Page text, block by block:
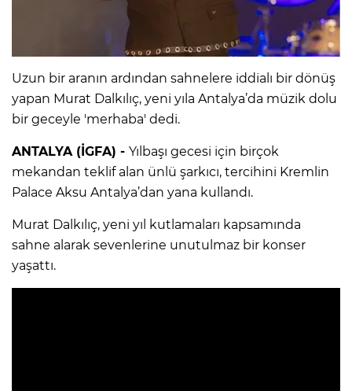
Uzun bir aranın ardından sahnelere iddialı bir dönüş
yapan Murat Dalkılıç, yeni yıla Antalya’da müzik dolu
bir geceyle 'merhaba' dedi.
ANTALYA (İGFA) - Yılbaşı gecesi için birçok
mekandan teklif alan ünlü şarkıcı, tercihini Kremlin
Palace Aksu Antalya’dan yana kullandı.
Murat Dalkılıç, yeni yıl kutlamaları kapsamında
sahne alarak sevenlerine unutulmaz bir konser
yaşattı.